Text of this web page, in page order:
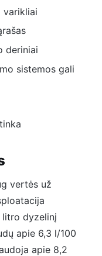
varikliai
deriniai
sistemos gali
vertės už
litro dyzelinį
apie 6,3 l/100
apie 8,2